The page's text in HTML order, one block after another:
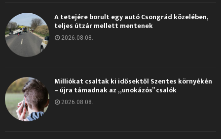
A tetejére borult egy autó Csongrád közelében,
teljes útzár mellett mentenek
2026.08.08.
Milliókat csaltak ki idősektől Szentes környékén
– újra támadnak az „unokázós” csalók
2026.08.08.